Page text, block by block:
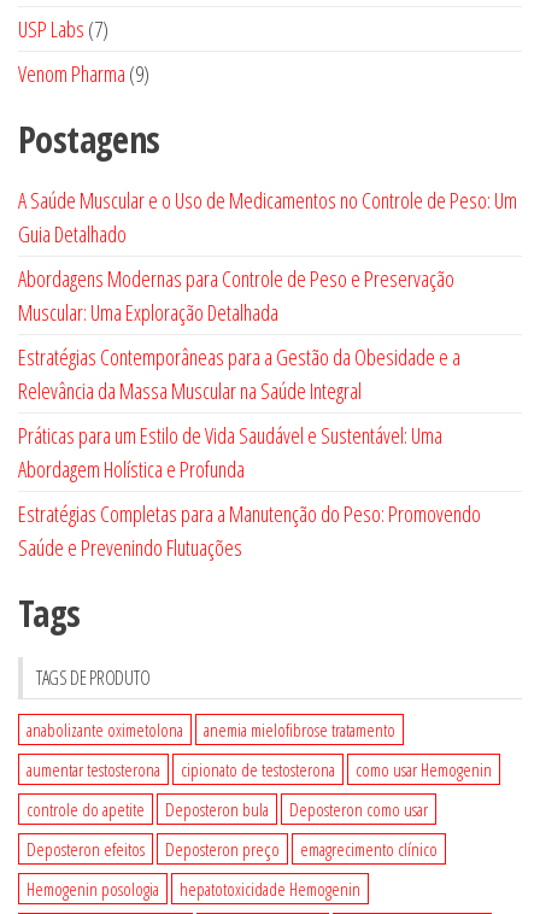
USP Labs 77
produtos
Venom Pharma 99
Postagens
A Saúde Muscular e o Uso de Medicamentos no Controle de Peso: Um
Guia Detalhado
Abordagens Modernas para Controle de Peso e Preservação
Muscular: Uma Exploração Detalhada
Estratégias Contemporâneas para a Gestão da Obesidade e a
Relevância da Massa Muscular na Saúde Integral
Práticas para um Estilo de Vida Saudável e Sustentável: Uma
Abordagem Holística e Profunda
Estratégias Completas para a Manutenção do Peso: Promovendo
Saúde e Prevenindo Flutuações
Tags
TAGS DE PRODUTO
anabolizante oximetolona
anemia mielofibrose tratamento
aumentar testosterona
cipionato de testosterona
como usar Hemogenin
controle do apetite
Deposteron bula
Deposteron como usar
Deposteron efeitos
Deposteron preço
emagrecimento clínico
Hemogenin posologia
hepatotoxicidade Hemogenin